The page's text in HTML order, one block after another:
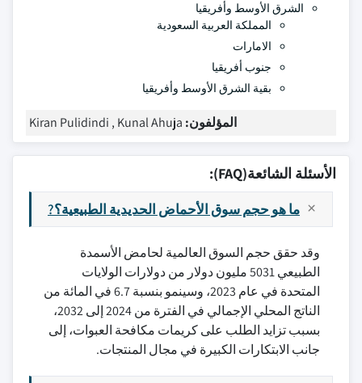
الشرق الأوسط وأفريقيا
المملكة العربية السعودية
الامارات
جنوب أفريقيا
بقية الشرق الأوسط وأفريقيا
المؤلفون: Kiran Pulidindi , Kunal Ahuja
الأسئلة الشائعة(FAQ):
ما هو حجم سوق الأحماض الحديدية الطبيعية؟?
وقد حقق حجم السوق العالمية لحامض الأسمدة
الطبيعي 5031 مليون دولار من دولارات الولايات
المتحدة في عام 2023، وسينمو بنسبة 6.7 في المائة من
الناتج المحلي الإجمالي في الفترة من 2024 إلى 2032،
بسبب تزايد الطلب على كريمات مكافحة العبوات، إلى
جانب الابتكارات الكبيرة في مجال المنتجات.